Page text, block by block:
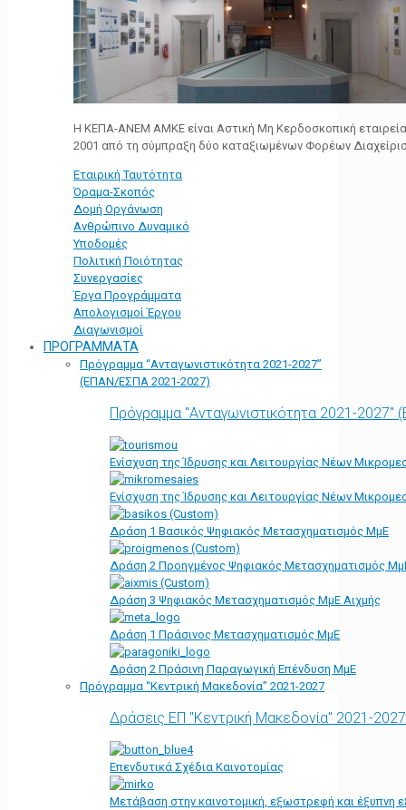
Η ΚΕΠΑ-ΑΝΕΜ ΑΜΚΕ είναι Αστική Μη Κερδοσκοπική
2001 από τη σύμπραξη δύο καταξιωμένων Φορέων
Εταιρική Ταυτότητα
Όραμα-Σκοπός
Δομή Οργάνωση
Ανθρώπινο Δυναμικό
Υποδομές
Πολιτική Ποιότητας
Συνεργασίες
Έργα Προγράμματα
Απολογισμοί Έργου
Διαγωνισμοί
ΠΡΟΓΡΑΜΜΑΤΑ
Πρόγραμμα “Ανταγωνιστικότητα 2021-2027”
(ΕΠΑΝ/ΕΣΠΑ 2021-2027)
Πρόγραμμα "Ανταγωνιστικότητα 2021-
Ενίσχυση της Ίδρυσης και Λειτουργίας Νέων
Ενίσχυση της Ίδρυσης και Λειτουργίας Νέων
Δράση 1 Βασικός Ψηφιακός Μετασχηματισμός ΜμΕ
Δράση 2 Προηγμένος Ψηφιακός Μετασχηματισμός
Δράση 3 Ψηφιακός Μετασχηματισμός ΜμΕ Αιχμής
Δράση 1 Πράσινος Μετασχηματισμός ΜμΕ
Δράση 2 Πράσινη Παραγωγική Επένδυση ΜμΕ
Πρόγραμμα “Κεντρική Μακεδονία” 2021-2027
Δράσεις ΕΠ "Κεντρική Μακεδονία" 2021-2027
Επενδυτικά Σχέδια Καινοτομίας
Μετάβαση στην καινοτομική, εξωστρεφή και έξυπνη